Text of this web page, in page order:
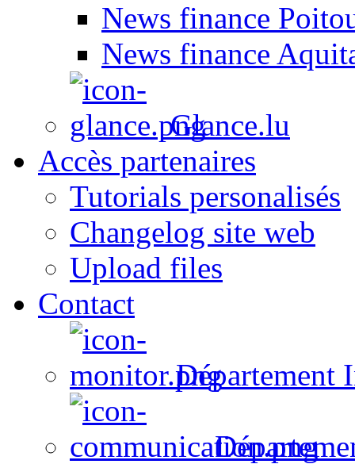
News finance
News finance
Glance.lu
Accès partenaires
Tutorials personalisés
Changelog site web
Upload files
Contact
Département